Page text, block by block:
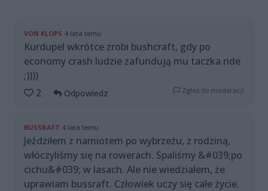
VON KLOPS 4 lata temu
Kurdupel wkrótce zrobi bushcraft, gdy po
economy crash ludzie zafundują mu taczka ride
;))))
2
Odpowiedz Zgłoś do moderacji
BUSSRAFT 4 lata temu
Jeździłem z namiotem po wybrzeżu, z rodziną,
włóczyliśmy się na rowerach. Spaliśmy &#039;po
cichu&#039; w lasach. Ale nie wiedziałem, że
uprawiam bussraft. Człowiek uczy się całe życie.